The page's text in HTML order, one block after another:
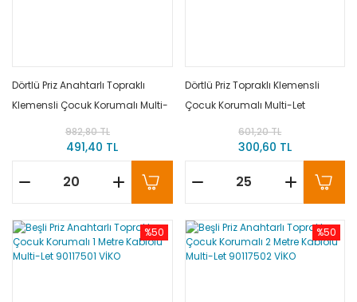
Dörtlü Priz Anahtarlı Topraklı
Klemensli Çocuk Korumalı Multi-
Let 90117400 VİKO
982,80 TL
491,40 TL
Dörtlü Priz Topraklı Klemensli
Çocuk Korumalı Multi-Let
90113400 VİKO601,20 TL
300,60 TL
%50 %50